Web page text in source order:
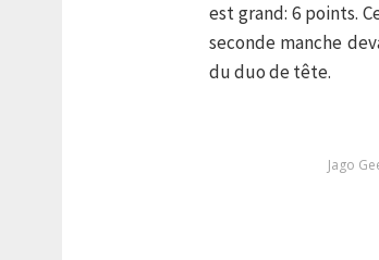
est grand: 6 points.
seconde manche
du duo de tête.
Jago